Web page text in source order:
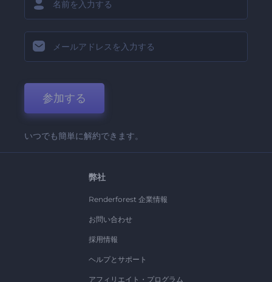
参加する
いつでも簡単に解約できます。
弊社
Renderforest 企業情報
お問い合わせ
採用情報
ヘルプとサポート
アフィリエイト・プログラム